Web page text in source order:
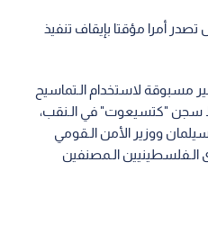
أمرا مؤقتا بإيقاف تنفيذ
مسبوقة لاستخدام الـتماسيح
سجن "كتسيعوت" في الـنقب،
سيلمان ووزير الأمن الـقومي
الـفلسطينيين الـمصنفين